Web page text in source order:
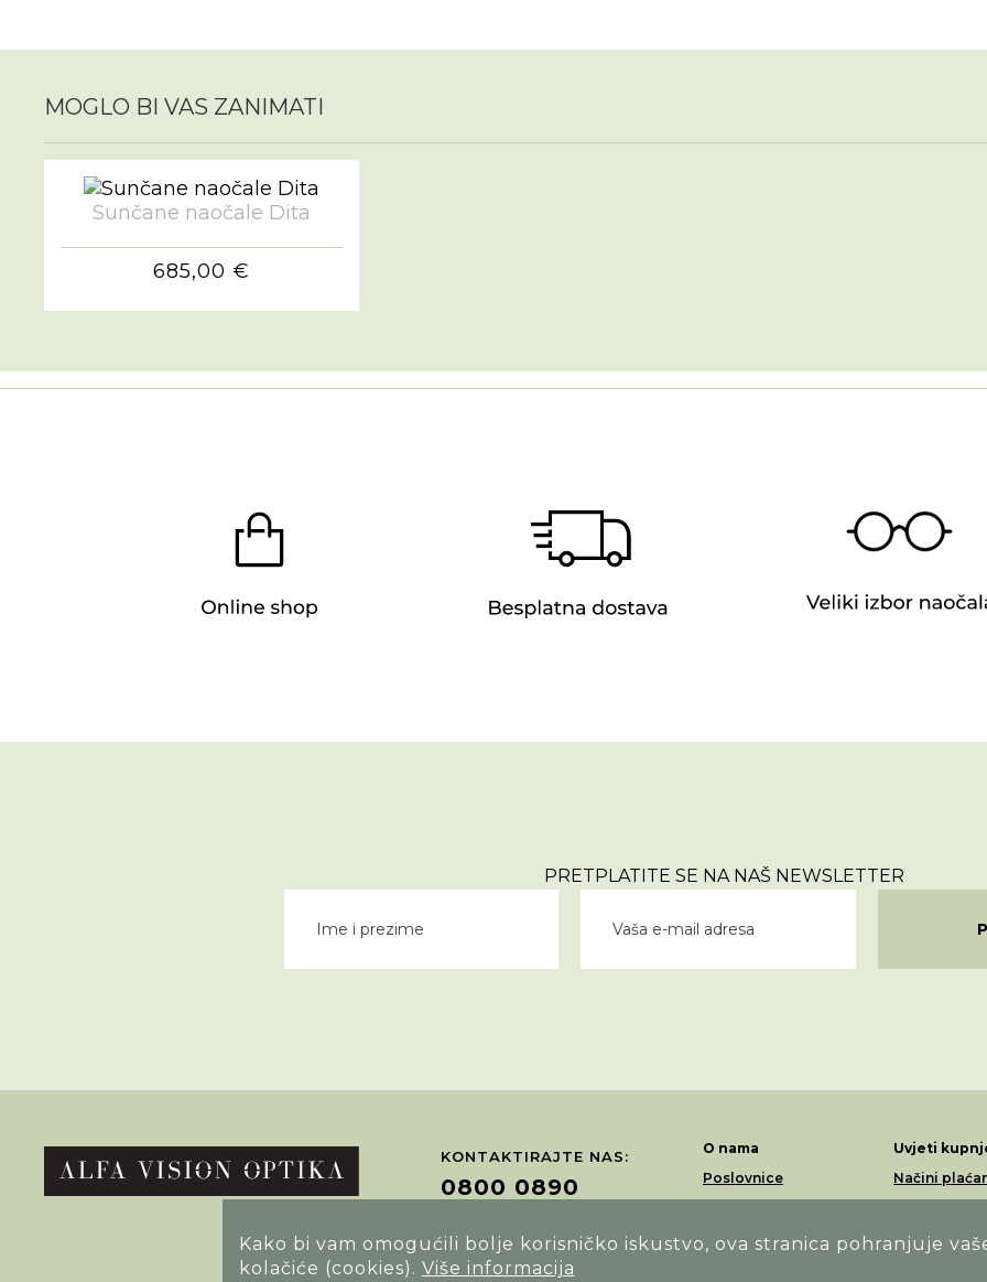
Kako bi vam omogućili bolje korisničko iskustvo, ova stranica pohranjuje
kolačiće (cookies). Više informacija
MOGLO BI VAS ZANIMATI
Sunčane naočale Dita
685,00 €
PRETPLATITE SE NA NAŠ NEWSLETTER
KONTAKTIRAJTE NAS:
0800 0890
POTRAŽITE NAS NA:
O nama
Poslovnice
Loyalty program
Uvjeti
Načini
Povrati i